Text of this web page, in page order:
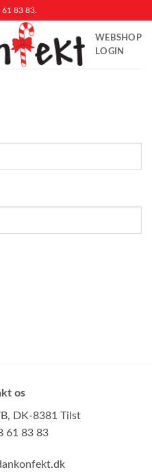
83 83.
WEBSHOP
LOGIN
os
DK-8381 Tilst
61 83 83